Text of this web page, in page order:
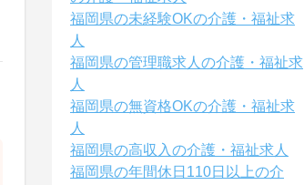
福岡県の未経験OKの介護・福祉求
人
福岡県の管理職求人の介護・福祉求
人
福岡県の無資格OKの介護・福祉求
人
福岡県の高収入の介護・福祉求人
福岡県の年間休日110日以上の介